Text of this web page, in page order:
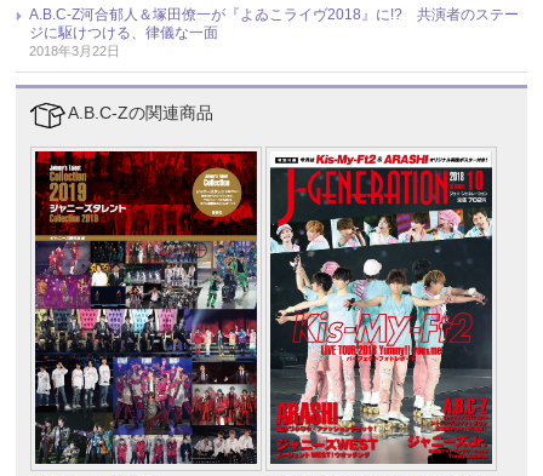
A.B.C-Z河合郁人＆塚田僚一が『よゐこライヴ2018』に!? 共演者のステー
ジに駆けつける、律儀な一面
2018年3月22日
A.B.C-Zの関連商品